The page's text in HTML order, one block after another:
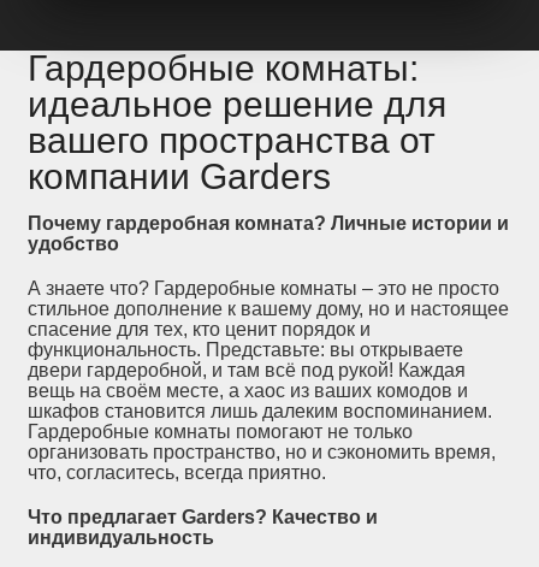
Гардеробные комнаты:
идеальное решение для
вашего пространства от
компании Garders
Почему гардеробная комната? Личные истории и
удобство
А знаете что? Гардеробные комнаты – это не просто
стильное дополнение к вашему дому, но и настоящее
спасение для тех, кто ценит порядок и
функциональность. Представьте: вы открываете
двери гардеробной, и там всё под рукой! Каждая
вещь на своём месте, а хаос из ваших комодов и
шкафов становится лишь далеким воспоминанием.
Гардеробные комнаты помогают не только
организовать пространство, но и сэкономить время,
что, согласитесь, всегда приятно.
Что предлагает Garders? Качество и
индивидуальность